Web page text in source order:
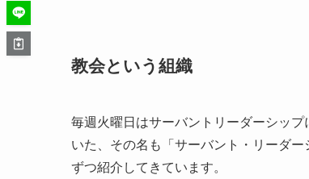
教会という組織
毎週火曜日はサーバントリーダーシッ
いた、その名も「サーバント・リーダ
ずつ紹介してきています。